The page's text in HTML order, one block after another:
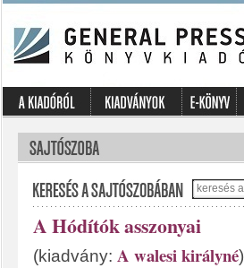
A Hódítók asszonyai
(kiadvány: A walesi királyné)